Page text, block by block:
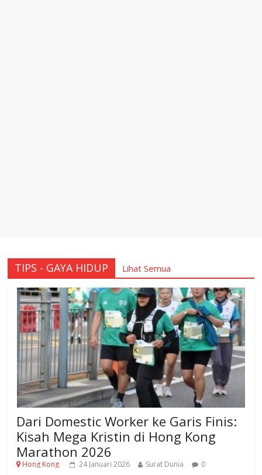
TIPS - GAYA HIDUP Lihat Semua
Dari Domestic Worker ke Garis Finis:
Kisah Mega Kristin di Hong Kong
Marathon 2026
Hong Kong 24 Januari 2026 Surat Dunia 0